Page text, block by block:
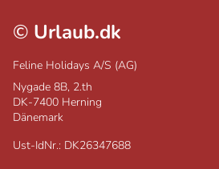
© Urlaub.dk
Feline Holidays A/S (AG)
Nygade 8B, 2.th
DK-7400 Herning
Dänemark
Ust-IdNr.: DK26347688